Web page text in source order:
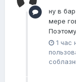
ну в
мере
1 час